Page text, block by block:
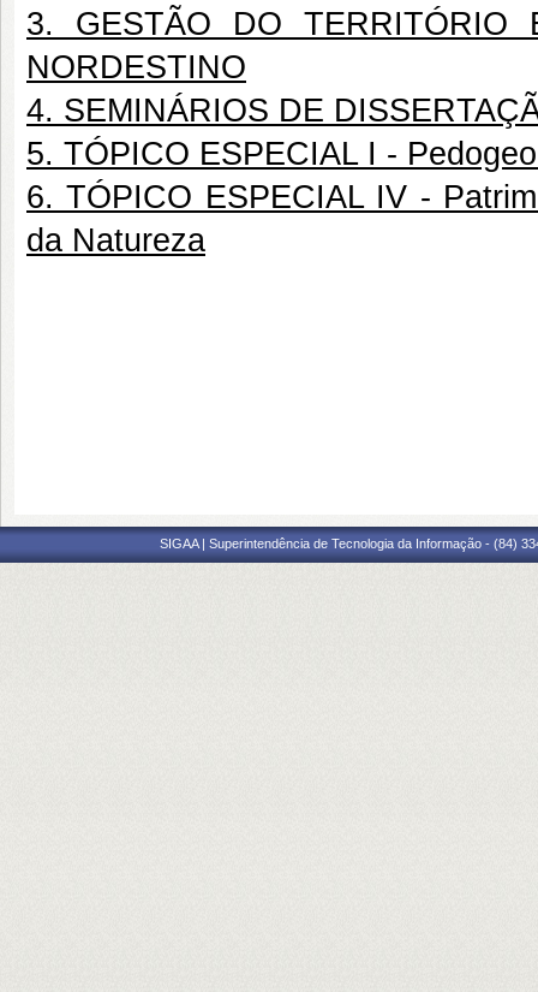
3. GESTÃO DO TERRITÓRIO
NORDESTINO
4. SEMINÁRIOS DE
5. TÓPICO ESPECIAL I -
6. TÓPICO ESPECIAL IV -
da Natureza
SIGAA | Superintendência de Tecnologia da Informação - (84)